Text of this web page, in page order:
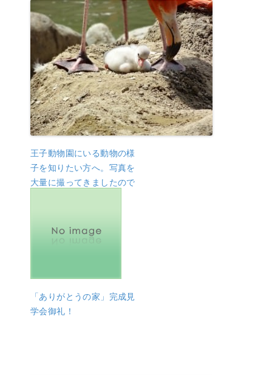
王子動物園にいる動物の様
子を知りたい方へ。写真を
大量に撮ってきましたので
「ありがとうの家」完成見
学会御礼！